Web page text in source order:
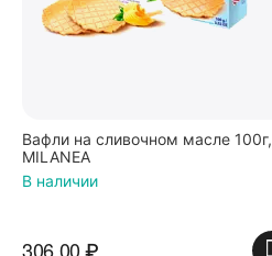
Вафли на сливочном масле 100г,
MILANEA
В наличии
306.00₽